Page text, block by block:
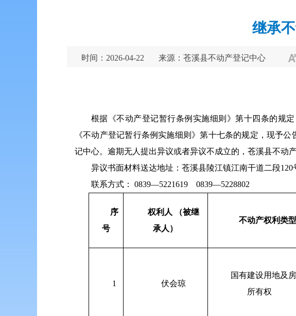
继承
时间：2026-04-22 来源：苍溪县不动产登记中心
根据《不动产登记暂行条例实施细则》第十四条的规
《不动产登记暂行条例实施细则》第十七条的规定，现予
记中心。逾期无人提出异议或者异议不成立的，苍溪县不动
异议书面材料送达地址：苍溪县陵江镇江南干道二段120
联系方式： 0839—5221619 0839—5228802
序
号
权利人 （被继
承人）
不动产权利类型
1 伏会琼
国有建设用地及
所有权